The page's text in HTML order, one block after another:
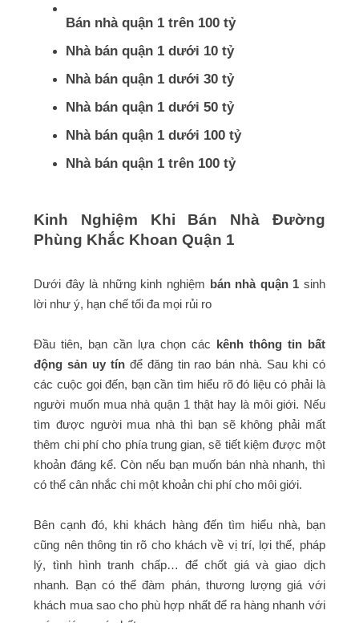
Bán nhà quận 1 trên 100 tỷ
Nhà bán quận 1 dưới 10 tỷ
Nhà bán quận 1 dưới 30 tỷ
Nhà bán quận 1 dưới 50 tỷ
Nhà bán quận 1 dưới 100 tỷ
Nhà bán quận 1 trên 100 tỷ
Kinh Nghiệm Khi Bán Nhà Đường
Phùng Khắc Khoan Quận 1
Dưới đây là những kinh nghiệm bán nhà quận 1 sinh
lời như ý, hạn chế tối đa mọi rủi ro
Đầu tiên, bạn cần lựa chọn các
kênh thông tin bất
động sản uy tínđể đăng tin rao bán nhà. Sau khi có
các cuộc gọi đến, bạn cần tìm hiểu rõ đó liệu có phải là
người muốn mua nhà quận 1 thật hay là môi giới. Nếu
tìm được người mua nhà thì bạn sẽ không phải mất
thêm chi phí cho phía trung gian, sẽ tiết kiệm được một
khoản đáng kể. Còn nếu bạn muốn bán nhà nhanh, thì
có thể cân nhắc chi một khoản chi phí cho môi giới.
Bên cạnh đó, khi khách hàng đến tìm hiểu nhà, bạn
cũng nên thông tin rõ cho khách về vị trí, lợi thế, pháp
lý, tình hình tranh chấp… để chốt giá và giao dịch
nhanh. Bạn có thể đàm phán, thương lượng giá với
khách mua sao cho phù hợp nhất để ra hàng nhanh với